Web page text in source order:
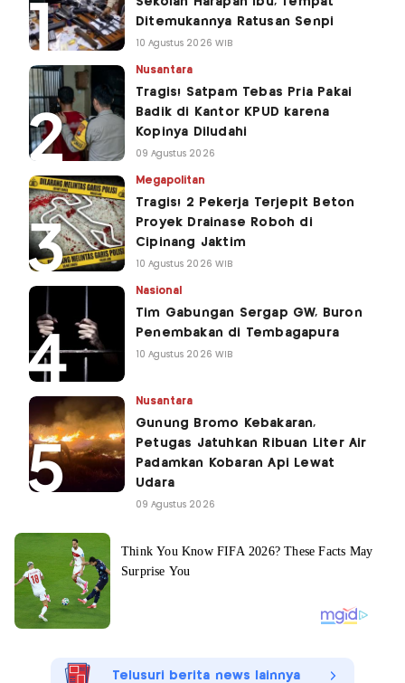
Ditemukannya Ratusan Senpi
10 Agustus 2026 WIB
Nusantara
Tragis! Satpam Tebas Pria Pakai
Badik di Kantor KPUD karena
Kopinya Diludahi
09 Agustus 2026
Megapolitan
Tragis! 2 Pekerja Terjepit Beton
Proyek Drainase Roboh di
Cipinang Jaktim
10 Agustus 2026 WIB
Nasional
Tim Gabungan Sergap GW, Buron
Penembakan di Tembagapura
10 Agustus 2026 WIB
Nusantara
Gunung Bromo Kebakaran,
Petugas Jatuhkan Ribuan Liter Air
Padamkan Kobaran Api Lewat
Udara
09 Agustus 2026
Telusuri berita news lainnya